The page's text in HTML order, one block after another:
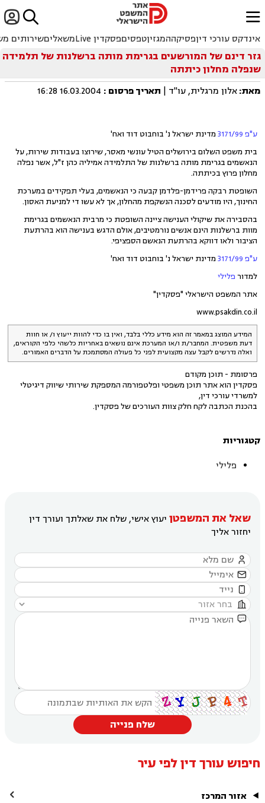

ﱐ
אינדקס עורכי דיןפסיקההמגזיןטפסיםפסקדין Live משאליםשירותים
גזר דינם של המורשעים בגרימת מותה ברשלנות של תלמידה
שנפלה מחלון כיתתה
מאת:אלון מרגלית, עו"ד | תאריך פרסום :
16.03.2004 16:28
ע"פ 3171/99
מדינת ישראל נ' בוחבוט דוד ואח'
בית משפט השלום בירושלים הטיל עונשי מאסר, שירוצו בעבודות שירות, על
הנאשמים בגרימת מותה ברשלנות של התלמידה אמיליה כהן ז"ל, אשר נפלה
מחלון פרוץ בכיתתה.
השופטת רבקה פרידמן-פלדמן קבעה כי הנאשמים, בעלי תפקידים במערכת
החינוך, היו מודעים לסכנה הנשקפת מהחלון, אך לא עשו די למניעת האסון.
בהסבירה את שיקולי הענישה ציינה השופטת כי מרבית הנאשמים בגרימת
מוות ברשלנות הינם אנשים נורמטיבים, אולם הדגש בענישה הוא בהרתעת
הציבור ולאו דווקא בהרתעת הנאשם הספציפי.
ע"פ 3171/99
מדינת ישראל נ' בוחבוט דוד ואח'
למדור פלילי
אתר המשפט הישראלי "פסקדין"
www.psakdin.co.il
המידע המוצג במאמר זה הוא מידע כללי בלבד, ואין בו כדי להוות ייעוץ ו/ או חוות
דעת משפטית. המחבר/ת ו/או המערכת אינם נושאים באחריות כלשהי כלפי הקוראים,
ואלה נדרשים לקבל עצה מקצועית לפני כל פעולה המסתמכת על הדברים האמורים.
פרסומת - תוכן מקודם
פסקדין הוא אתר תוכן משפטי ופלטפורמה המספקת שירותי שיווק דיגיטלי
למשרדי עורכי דין,
בהכנת הכתבה לקח חלק צוות העורכים של פסקדין.
קטגוריות
פלילי
שאל את המשפטן יעוץ אישי, שלח את שאלתך ועורך דין
יחזור אליך





שלח פנייה
חיפוש עורך דין לפי עיר
אזור המרכז 